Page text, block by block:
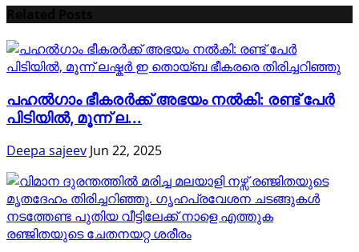
പഹൽഗാം ഭീകരർക്ക് അഭയം നൽകി: രണ്ട് പേർ
പിടിയിൽ, മൂന്ന് ല...
Deepa sajeev Jun 22, 2025